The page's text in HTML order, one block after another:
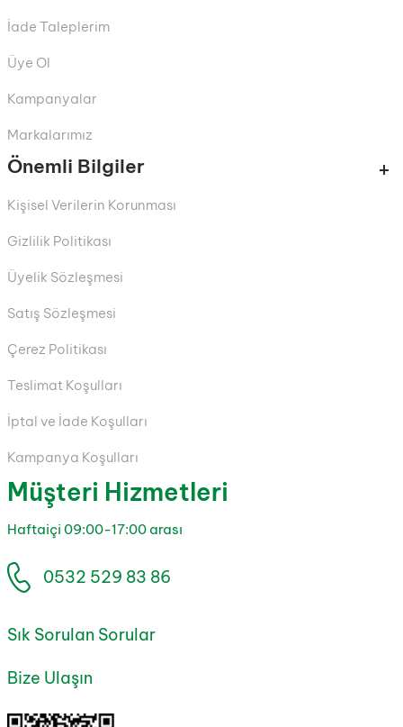
İade Taleplerim
Üye Ol
Kampanyalar
Markalarımız
Önemli Bilgiler
Kişisel Verilerin Korunması
Gizlilik Politikası
Üyelik Sözleşmesi
Satış Sözleşmesi
Çerez Politikası
Teslimat Koşulları
İptal ve İade Koşulları
Kampanya Koşulları
Müşteri Hizmetleri
Haftaiçi 09:00-17:00 arası
0532 529 83 86
Sık Sorulan Sorular
Bize Ulaşın